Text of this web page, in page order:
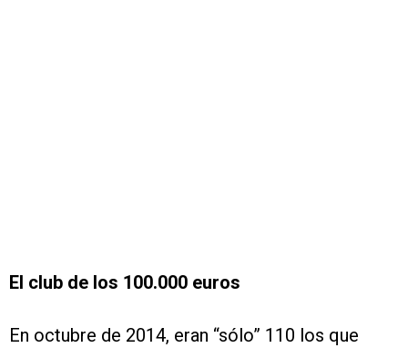
El club de los 100.000 euros
En octubre de 2014, eran “sólo” 110 los que